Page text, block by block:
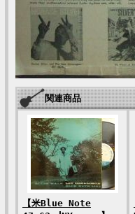
関連商品
【米Blue Note